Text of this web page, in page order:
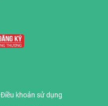
Điều khoản sử dụng